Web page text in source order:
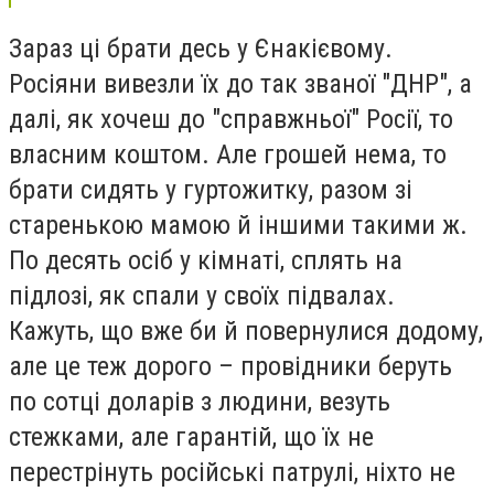
Зараз ці брати десь у Єнакієвому.
Росіяни вивезли їх до так званої "ДНР", а
далі, як хочеш до "справжньої" Росії, то
власним коштом. Але грошей нема, то
брати сидять у гуртожитку, разом зі
старенькою мамою й іншими такими ж.
По десять осіб у кімнаті, сплять на
підлозі, як спали у своїх підвалах.
Кажуть, що вже би й повернулися додому,
але це теж дорого – провідники беруть
по сотці доларів з людини, везуть
стежками, але гарантій, що їх не
перестрінуть російські патрулі, ніхто не